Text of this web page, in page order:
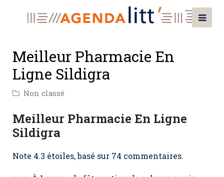
Meilleur Pharmacie En
Ligne Sildigra
Non classé
Meilleur Pharmacie En Ligne
Sildigra
Note 4.3 étoiles, basé sur 74 commentaires.